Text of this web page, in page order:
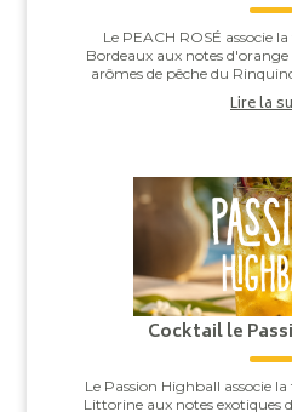
Le PEACH ROSÉ associe
Bordeaux aux notes
arômes de pêche du
Lire la
Cocktail le
Le Passion Highball associe
Littorine aux notes exotiques